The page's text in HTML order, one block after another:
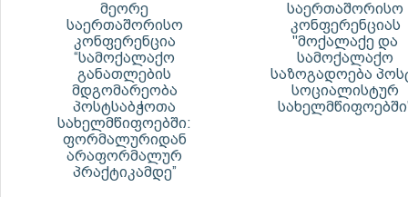
მეორე
საერთაშორისო
კონფერენცია
“სამოქალაქო
განათლების
მდგომარეობა
პოსტსაბჭოთა
სახელმწიფოებში:
ფორმალურიდან
არაფორმალურ
პრაქტიკამდე”
საერთაშორისო
კონფერენციას
"მოქალაქე და
სამოქალაქო
საზოგადოება
სოციალისტურ